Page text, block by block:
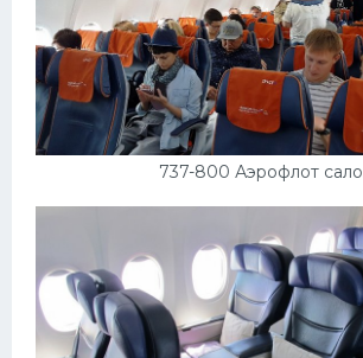
737-800 Аэрофлот